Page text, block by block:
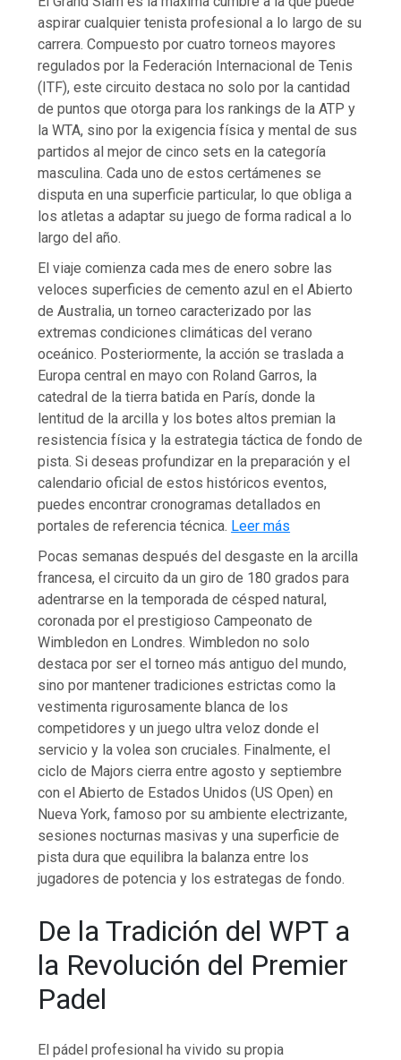
aspirar cualquier tenista profesional a lo largo de su
carrera. Compuesto por cuatro torneos mayores
regulados por la Federación Internacional de Tenis
(ITF), este circuito destaca no solo por la cantidad
de puntos que otorga para los rankings de la ATP y
la WTA, sino por la exigencia física y mental de sus
partidos al mejor de cinco sets en la categoría
masculina. Cada uno de estos certámenes se
disputa en una superficie particular, lo que obliga a
los atletas a adaptar su juego de forma radical a lo
largo del año.
El viaje comienza cada mes de enero sobre las
veloces superficies de cemento azul en el Abierto
de Australia, un torneo caracterizado por las
extremas condiciones climáticas del verano
oceánico. Posteriormente, la acción se traslada a
Europa central en mayo con Roland Garros, la
catedral de la tierra batida en París, donde la
lentitud de la arcilla y los botes altos premian la
resistencia física y la estrategia táctica de fondo de
pista. Si deseas profundizar en la preparación y el
calendario oficial de estos históricos eventos,
puedes encontrar cronogramas detallados en
portales de referencia técnica. Leer más
Pocas semanas después del desgaste en la arcilla
francesa, el circuito da un giro de 180 grados para
adentrarse en la temporada de césped natural,
coronada por el prestigioso Campeonato de
Wimbledon en Londres. Wimbledon no solo
destaca por ser el torneo más antiguo del mundo,
sino por mantener tradiciones estrictas como la
vestimenta rigurosamente blanca de los
competidores y un juego ultra veloz donde el
servicio y la volea son cruciales. Finalmente, el
ciclo de Majors cierra entre agosto y septiembre
con el Abierto de Estados Unidos (US Open) en
Nueva York, famoso por su ambiente electrizante,
sesiones nocturnas masivas y una superficie de
pista dura que equilibra la balanza entre los
jugadores de potencia y los estrategas de fondo.
De la Tradición del WPT a
la Revolución del Premier
Padel
El pádel profesional ha vivido su propia